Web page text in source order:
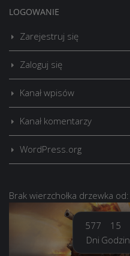
LOGOWANIE
Zarejestruj się
Zaloguj się
Kanał wpisów
Kanał komentarzy
WordPress.org
Brak wierzchołka drzewka od:
577
Dni
15
Godzin